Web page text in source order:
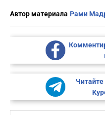
Автор материала Рами
Читайте